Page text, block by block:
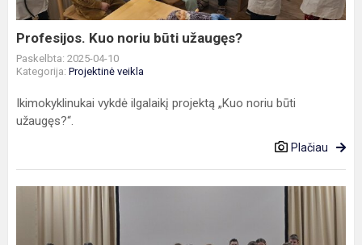
Profesijos. Kuo noriu būti užaugęs?
Paskelbta: 2025-04-10
Kategorija: Projektinė veikla
Ikimokyklinukai vykdė ilgalaikį projektą „Kuo noriu būti
užaugęs?“.
Plačiau
Integruotas